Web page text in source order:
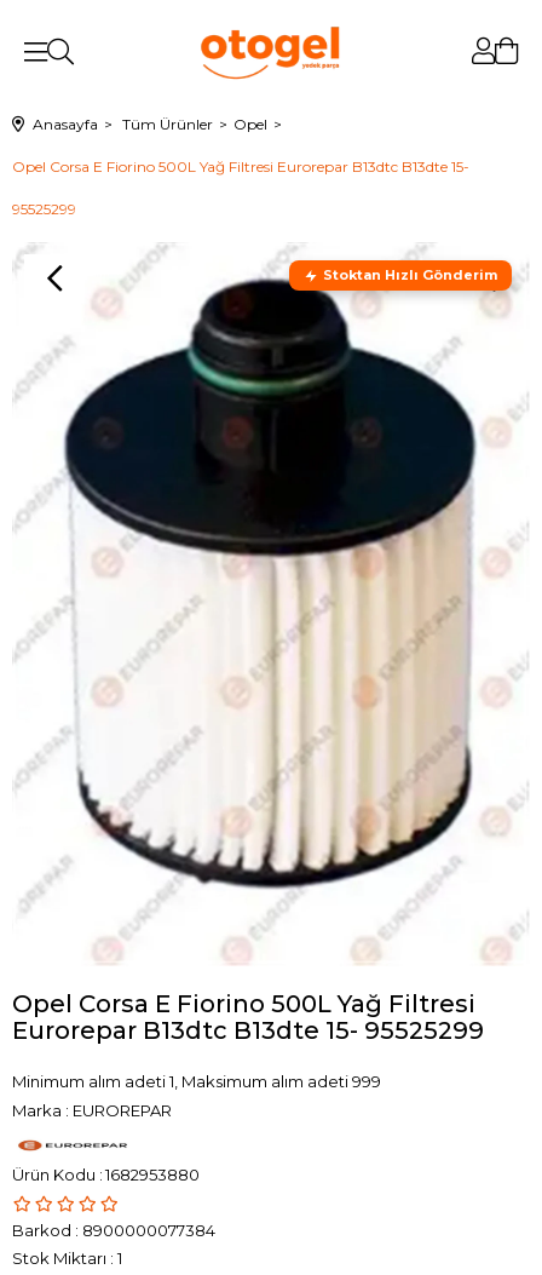
Anasayfa Tüm Ürünler Opel
Opel Corsa E Fiorino 500L Yağ Filtresi Eurorepar B13dtc B13dte 15-
95525299
Stoktan Hızlı Gönderim
Opel Corsa E Fiorino 500L Yağ Filtresi
Eurorepar B13dtc B13dte 15- 95525299
Minimum alım adeti 1, Maksimum alım adeti 999
Marka : EUROREPAR
1682953880
Barkod : 8900000077384
Stok Miktarı : 1